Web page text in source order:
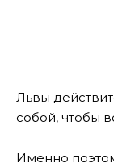
Львы
собой, чтобы
Именно